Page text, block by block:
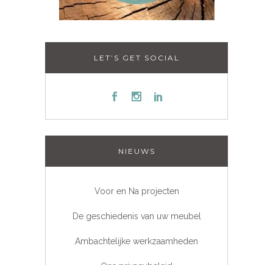
LET’S GET SOCIAL
NIEUWS
Voor en Na projecten
De geschiedenis van uw meubel
Ambachtelijke werkzaamheden